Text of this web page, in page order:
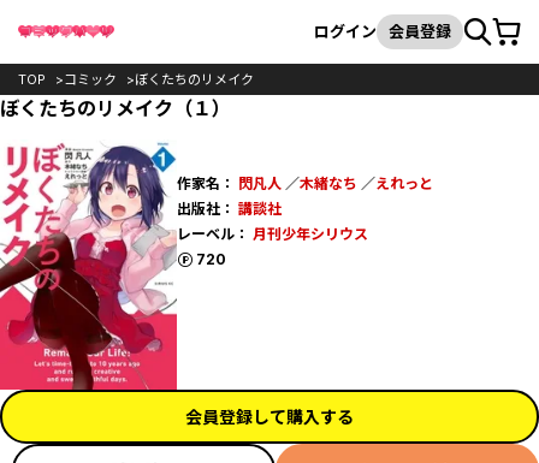
検索
ログイン 会員登録カート
TOP コミック ぼくたちのリメイク
ぼくたちのリメイク（１）
作家名： 閃凡人／木緒なち ／えれっと
出版社： 講談社
レーベル： 月刊少年シリウス
720
ポイント
会員登録して購入する